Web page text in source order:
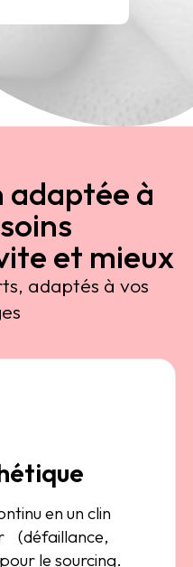
adaptée à
et mieux
adaptés à vos
en un clin
(défaillance,
le sourcing.